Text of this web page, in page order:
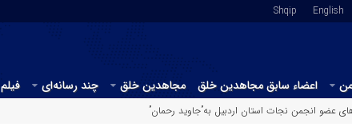
English
Shqip
اعضاء سابق مجاهدین خلق مجاهدین خلق چند رسانه‌ای فیلم
عضو انجمن نجات استان اردبیل به”جاوید رحمان”